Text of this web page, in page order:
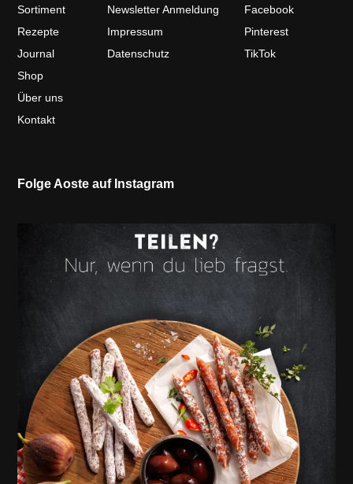
Sortiment
Rezepte
Journal
Shop
Über uns
Kontakt
Newsletter Anmeldung
Impressum
Datenschutz
Facebook
Pinterest
TikTok
Folge Aoste auf Instagram